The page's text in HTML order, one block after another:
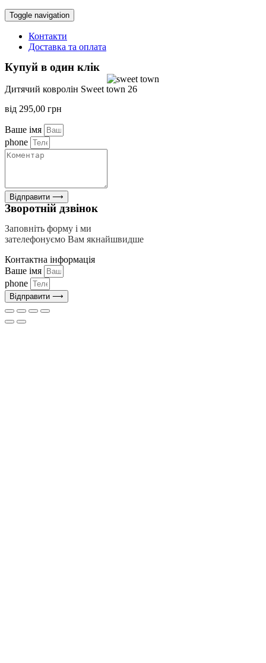
Toggle navigation
Контакти
Доставка та оплата
Купуй в один клік
Дитячий ковролін Sweet town 26
від 295,00 грн
Ваше імя
phone
Відправити ⟶
Зворотній дзвінок
Заповніть форму і ми
зателефонуємо Вам якнайшвидше
Контактна інформація
Ваше імя
phone
Відправити ⟶